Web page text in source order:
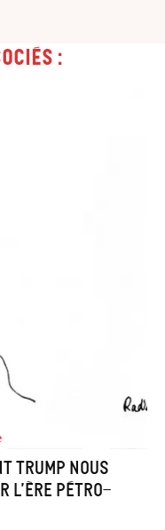
:
Trump nous
l’ère pétro-